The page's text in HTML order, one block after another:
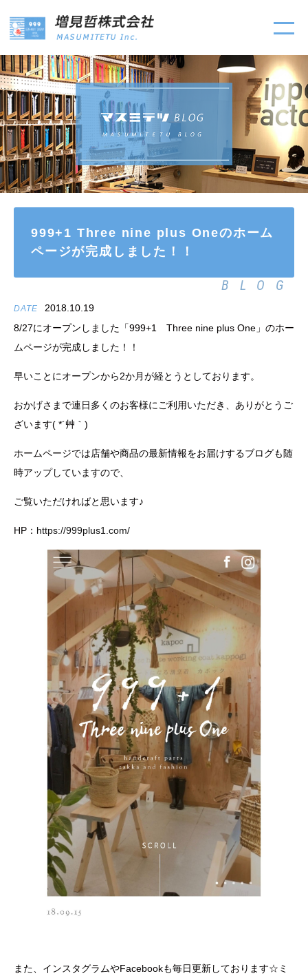
999+1 Three nine plus Oneのホーム
ページが完成しました！！
BLOG
DATE
2018.10.19
8/27にオープンしました「999+1 Three nine plus One」のホー
ムページが完成しました！！
早いことにオープンから2か月が経とうとしております。
おかげさまで連日多くのお客様にご利用いただき、ありがとうご
ざいます( *´艸｀)
ホームページでは店舗や商品の最新情報をお届けするブログも随
時アップしていますので、
ご覧いただければと思います♪
HP： https://999plus1.com/
また、インスタグラムやFacebookも毎日更新しております☆ミ